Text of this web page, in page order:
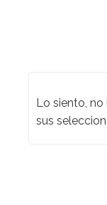
Lo siento,
sus